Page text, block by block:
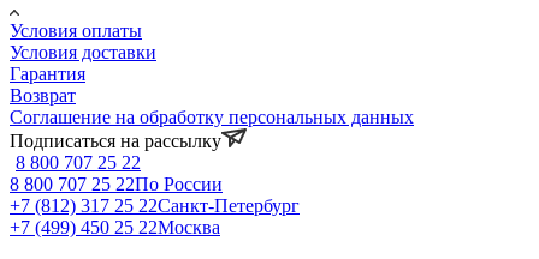
Условия оплаты
Условия доставки
Гарантия
Возврат
Соглашение на обработку персональных данных
Подписаться на рассылку
8 800 707 25 22
8 800 707 25 22По России
+7 (812) 317 25 22Санкт-Петербург
+7 (499) 450 25 22Москва